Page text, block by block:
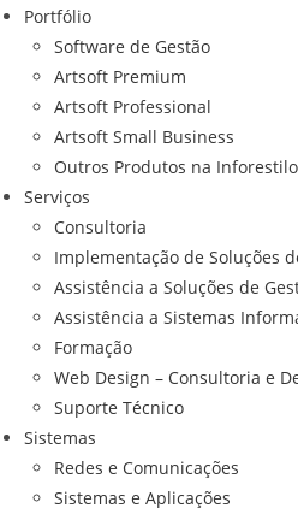
Portfólio
Software de Gestão
Artsoft Premium
Artsoft Professional
Artsoft Small Business
Outros Produtos na Inforestilo
Serviços
Consultoria
Implementação de Soluções
Assistência a Soluções de
Assistência a Sistemas
Formação
Web Design – Consultoria e
Suporte Técnico
Sistemas
Redes e Comunicações
Sistemas e Aplicações